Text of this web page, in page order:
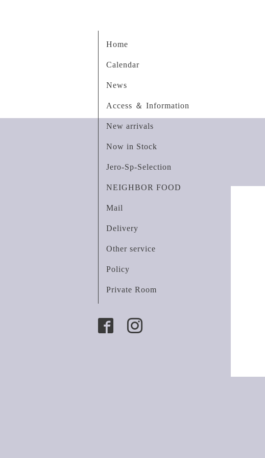
Home
Calendar
News
Access ＆ Information
New arrivals
Now in Stock
Jero-Sp-Selection
NEIGHBOR FOOD
Mail
Delivery
Other service
Policy
Private Room